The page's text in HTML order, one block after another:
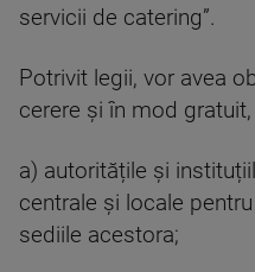
servicii de catering”.
Potrivit legii, vor avea
cerere și în mod
a) autoritățile și
centrale și locale
sediile acestora;